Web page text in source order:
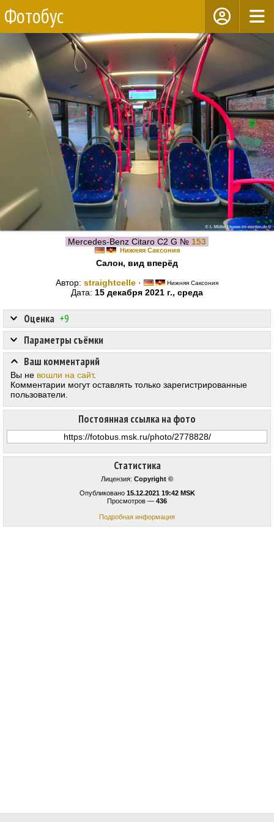
Фотобус
Mercedes-Benz Citaro C2 G № 153
Нижняя Саксония
Салон, вид вперёд
Автор: straightcelle · Нижняя Саксония
Дата: 15 декабря 2021 г., среда
Статистика
Лицензия: Copyright ©
Опубликовано 15.12.2021 19:42 MSK
Просмотров — 436
Подробная информация
Оценка +9
Постоянная ссылка на фото
Параметры съёмки
Ваш комментарий
Вы не вошли на сайт.
Комментарии могут оставлять только зарегистрированные
пользователи.